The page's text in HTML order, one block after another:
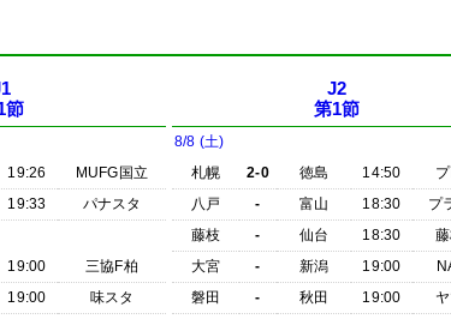
節
19:26
MUFG国立
19:33
パナスタ
19:00
三協F柏
19:00
味スタ
J2
第1節
8/8 (土)
札幌
2-0 徳島 14:50
八戸
- 富山 18:30
プ
藤枝
- 仙台 18:30
大宮
- 新潟 19:00
磐田
- 秋田 19:00